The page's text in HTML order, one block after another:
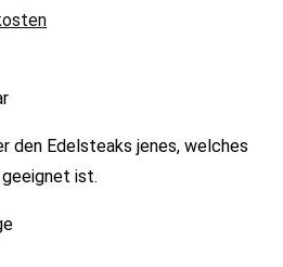
den Edelsteaks jenes, welches
ist.